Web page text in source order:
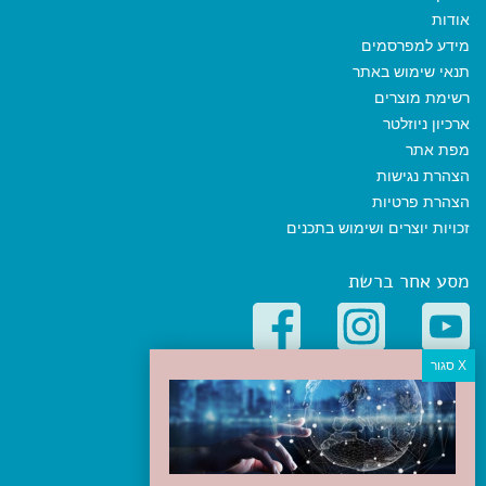
אודות
מידע למפרסמים
תנאי שימוש באתר
רשימת מוצרים
ארכיון ניוזלטר
מפת אתר
הצהרת נגישות
הצהרת פרטיות
זכויות יוצרים ושימוש בתכנים
מסע אחר ברשת
קטגוריות פופולריות
יעדים
טיולים בישראל
מלונות בוטיק בישראל